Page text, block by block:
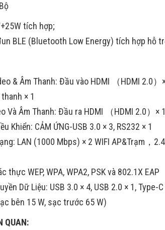
tích hợp;
BLE (Bluetooth Low Energy) tích hợp hỗ
& Âm Thanh: Đầu vào HDMI （HDMI 2.0
× 1
Và Âm Thanh: Đầu ra HDMI （HDMI 2.0）×
Khiển: CẢM ỨNG-USB 3.0 × 3, RS232 × 1
LAN (1000 Mbps) × 2 WIFI AP&Trạm，
thực WEP, WPA, WPA2, PSK và 802.1X EAP
Dữ Liệu: USB 3.0 × 4, USB 2.0 × 1,
bên 15 W, sạc trước 65 W)
QUAN: